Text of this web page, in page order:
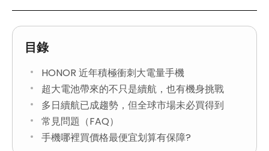
目錄
HONOR 近年積極衝刺大電量手機
超大電池帶來的不只是續航，也有機身挑戰
多日續航已成趨勢，但全球市場未必買得到
常見問題（FAQ）
手機哪裡買價格最便宜划算有保障?